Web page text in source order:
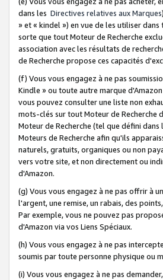
dans les Directives relatives aux Marques
» et « kindel ») en vue de les utiliser
sorte que tout Moteur de Recherche
association avec les résultats de
de Recherche propose ces capacités
(f) Vous vous engagez à ne pas
Kindle » ou toute autre marque
vous pouvez consulter une liste non
mots-clés sur tout Moteur de Recherche
Moteur de Recherche (tel que défini dans
Moteurs de Recherche afin qu'ils
naturels, gratuits, organiques ou non
vers votre site, et non directement ou
d'Amazon.
(g) Vous vous engagez à ne pas offrir à
l'argent, une remise, un rabais, des
Par exemple, vous ne pouvez pas
d'Amazon via vos Liens Spéciaux.
(h) Vous vous engagez à ne pas
soumis par toute personne physique ou
(i) Vous vous engagez à ne pas